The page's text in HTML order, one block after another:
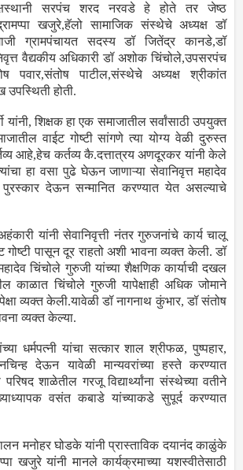
सरपंच शरद नरवडे हे होते तर जेष्ठ
खजुरे,हॅलो सामाजिक संस्थेचे अध्यक्ष डॉ
ग्रामपंचायत सदस्य डॉ जितेंद्र कानडे,डॉ
वैद्यकीय अधिकारी डॉ अशोक चिंचोले,उपसरपंच
पवार,संतोष पाटील,संस्थेचे अध्यक्ष श्रीकांत
होती.
यांनी, शिक्षक हा एक समाजातील सर्वांसाठी उपयुक्त
वाईट गोष्टी सांगणे त्या योग्य वेळी दुरुस्त
आहे,हेच कर्तव्य कै.दत्तात्रय अणदूरकर यांनी केले
हा वसा पुढे घेऊन जाणाऱ्या सेवानिवृत्त महादेव
पुरस्कार देऊन सन्मानित करण्यात येत असल्याचे
यांनी सेवानिवृत्ती नंतर गुरुजनांचे कार्य चालू
पासून दूर राहतो अशी भावना व्यक्त केली. डॉ
चिंचोले गुरुजी यांच्या शैक्षणिक कार्याची दखल
काळात चिंचोले गुरुजी यापेक्षाही अधिक जोमाने
व्यक्त केली.यावेळी डॉ नागनाथ कुंभार, डॉ संतोष
व्यक्त केल्या.
धर्मपत्नी यांचा सत्कार शाल श्रीफळ, पुष्पहार,
देऊन यावेळी मान्यवरांच्या हस्ते करण्यात
परिषद शाळेतील गरजू विद्यार्थ्यांना संस्थेच्या वतीने
वसंत कबाडे यांच्याकडे सुपूर्द करण्यात
मनोहर घोडके यांनी प्रास्ताविक दयानंद काळुंके
खजुरे यांनी मानले कार्यक्रमाच्या यशस्वीतेसाठी